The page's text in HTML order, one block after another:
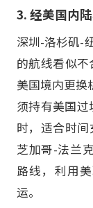
3. 经美国内
深圳-洛杉矶-
的航线看似
美国境内更换
须持有美国
时，适合时
芝加哥-法兰
路线，利用
运。